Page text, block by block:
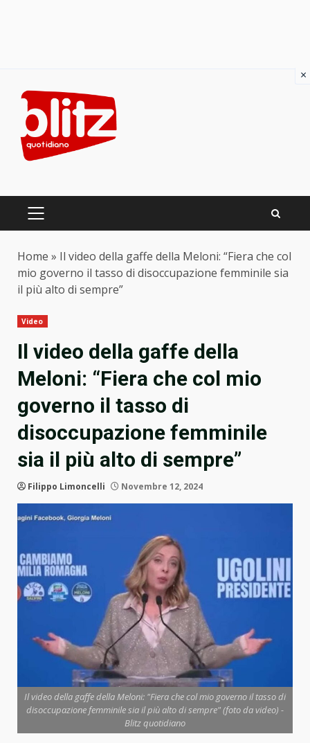
content
PRIMARY
Home » Il video della gaffe della Meloni: “Fiera che col
mio governo il tasso di disoccupazione femminile sia
il più alto di sempre”
Video
Il video della gaffe della
Meloni: “Fiera che col mio
governo il tasso di
disoccupazione femminile
sia il più alto di sempre”
Filippo Limoncelli Novembre 12, 2024
Il video della gaffe della Meloni: "Fiera che col mio governo il tasso di
disoccupazione femminile sia il più alto di sempre" (foto da video) -
Blitz quotidiano
×